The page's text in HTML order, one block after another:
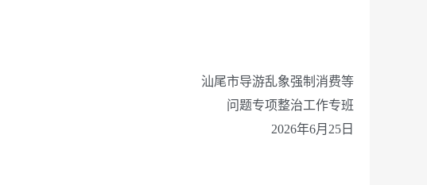
汕尾市导游乱象强制消费等
问题专项整治工作专班
2026年6月25日